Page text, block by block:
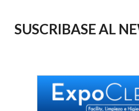
SUSCRIBASE AL